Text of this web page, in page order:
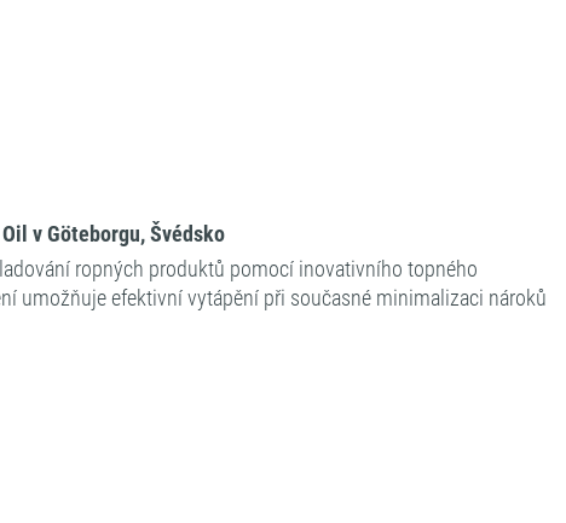
v Göteborgu, Švédsko
ropných produktů pomocí inovativního topného
umožňuje efektivní vytápění při současné minimalizaci nároků